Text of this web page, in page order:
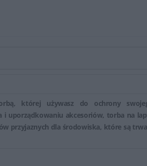
której używasz do ochrony
uporządkowaniu akcesoriów, torba na
przyjaznych dla środowiska, które są